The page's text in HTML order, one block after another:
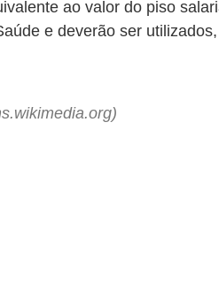
ao valor do piso
e deverão ser